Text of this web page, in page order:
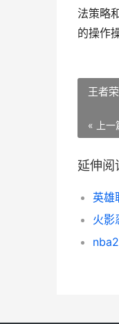
法策略
的操作
王者
« 上一
延伸阅
火影